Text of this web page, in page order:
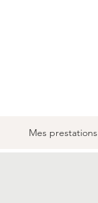
Mes prestations